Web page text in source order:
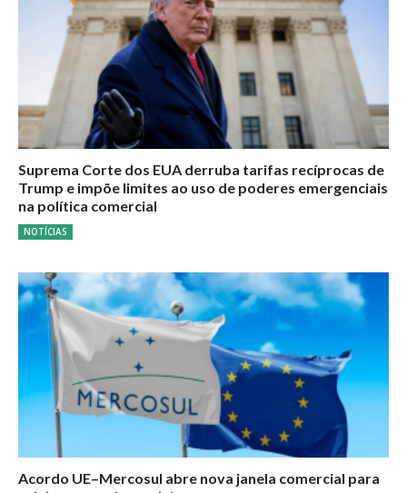
Suprema Corte dos EUA derruba tarifas recíprocas de
Trump e impõe limites ao uso de poderes emergenciais
na política comercial
NOTÍCIAS
Acordo UE–Mercosul abre nova janela comercial para